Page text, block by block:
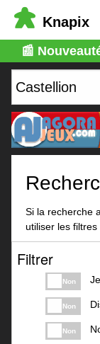
Knapix
📰
Si la recherche
utiliser les filtres
Filtrer
Non
Non
Non